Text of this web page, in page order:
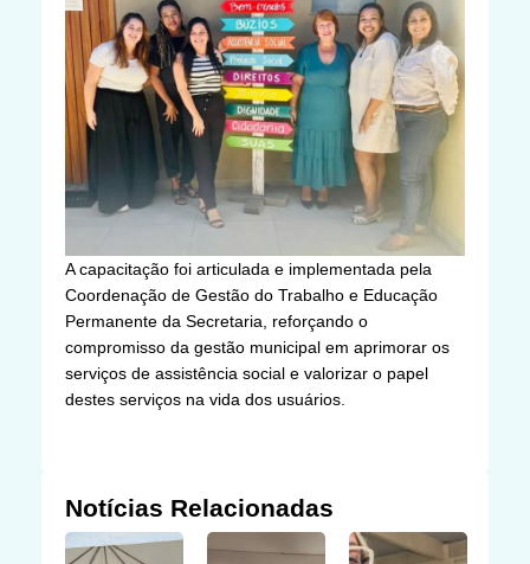
A capacitação foi articulada e implementada pela
Coordenação de Gestão do Trabalho e Educação
Permanente da Secretaria, reforçando o
compromisso da gestão municipal em aprimorar os
serviços de assistência social e valorizar o papel
destes serviços na vida dos usuários.
Notícias Relacionadas